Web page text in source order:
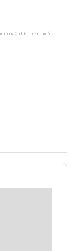
Ctrl + Enter, щоб